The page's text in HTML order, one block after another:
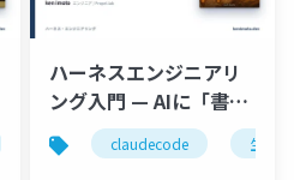
claudecode 生成ai
ハーネスエンジニアリ
ング入門 — AIに「書か
せる」から「品質を維
持し続ける」へ
claudecode 生成ai